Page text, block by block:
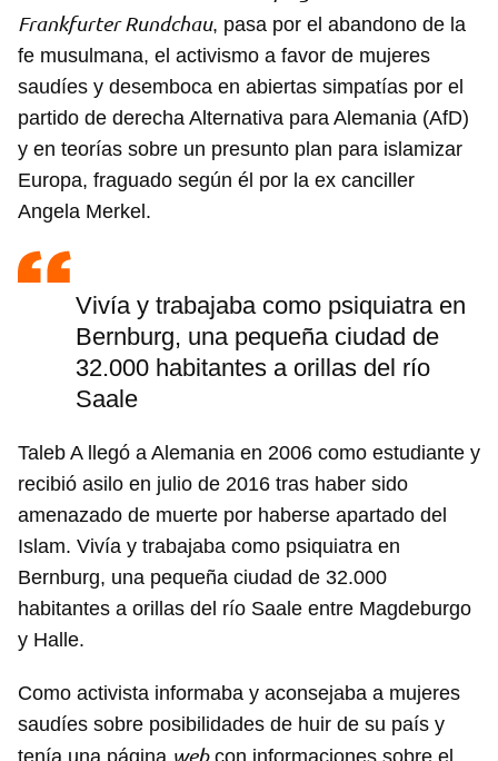
Frankfurter Rundchau, pasa por el abandono de la
fe musulmana, el activismo a favor de mujeres
saudíes y desemboca en abiertas simpatías por el
partido de derecha Alternativa para Alemania (AfD)
y en teorías sobre un presunto plan para islamizar
Europa, fraguado según él por la ex canciller
Angela Merkel.
Vivía y trabajaba como psiquiatra en
Bernburg, una pequeña ciudad de
32.000 habitantes a orillas del río
Saale
Taleb A llegó a Alemania en 2006 como estudiante y
recibió asilo en julio de 2016 tras haber sido
amenazado de muerte por haberse apartado del
Islam. Vivía y trabajaba como psiquiatra en
Bernburg, una pequeña ciudad de 32.000
habitantes a orillas del río Saale entre Magdeburgo
y Halle.
Como activista informaba y aconsejaba a mujeres
saudíes sobre posibilidades de huir de su país y
web